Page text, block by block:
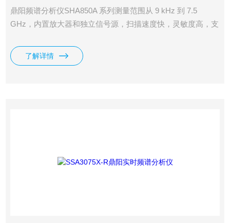
鼎阳频谱分析仪SHA850A 系列测量范围从 9 kHz 到 7.5
GHz，内置放大器和独立信号源，扫描速度快，灵敏度高，支
电磁兼容测试等功能；天线和电缆测试与网络分析的测量范围
从 100 kHz 到 7.5 GHz，具备全单端口和单向双端口网络矢量
了解详情